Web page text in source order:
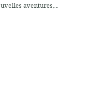
aventures,...